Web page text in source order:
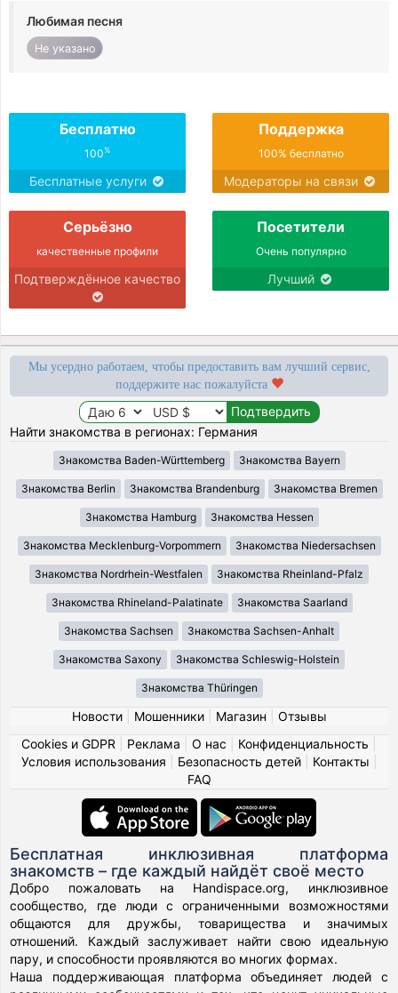
Любимая песня
Не указано
Бесплатно
100%
Бесплатные услуги
Поддержка
100% бесплатно
Модераторы на связи
Серьёзно
качественные профили
Подтверждённое качество
Посетители
Очень популярно
Лучший
Мы усердно работаем, чтобы предоставить вам лучший сервис,
поддержите нас пожалуйста
Найти знакомства в регионах: Германия
Знакомства Baden-Württemberg Знакомства Bayern
Знакомства Berlin Знакомства Brandenburg Знакомства Bremen
Знакомства Hamburg Знакомства Hessen
Знакомства Mecklenburg-Vorpommern Знакомства Niedersachsen
Знакомства Nordrhein-Westfalen Знакомства Rheinland-Pfalz
Знакомства Rhineland-Palatinate Знакомства Saarland
Знакомства Sachsen Знакомства Sachsen-Anhalt
Знакомства Saxony Знакомства Schleswig-Holstein
Знакомства Thüringen
Новости| Мошенники| Магазин
Отзывы
Cookies и GDPR
Реклама О нас Конфиденциальность
Условия использования
Безопасность детей| Контакты
FAQ
Бесплатная инклюзивная платформа
знакомств – где каждый найдёт своё место
Добро пожаловать на Handispace.org, инклюзивное
сообщество, где люди с ограниченными возможностями
общаются для дружбы, товарищества и значимых
отношений. Каждый заслуживает найти свою идеальную
пару, и способности проявляются во многих формах.
Наша поддерживающая платформа объединяет людей с